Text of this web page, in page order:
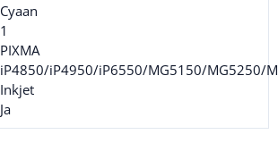
Cyaan
1
PIXMA
iP4850/iP4950/iP6550/MG5150/MG5250/
Inkjet
Ja